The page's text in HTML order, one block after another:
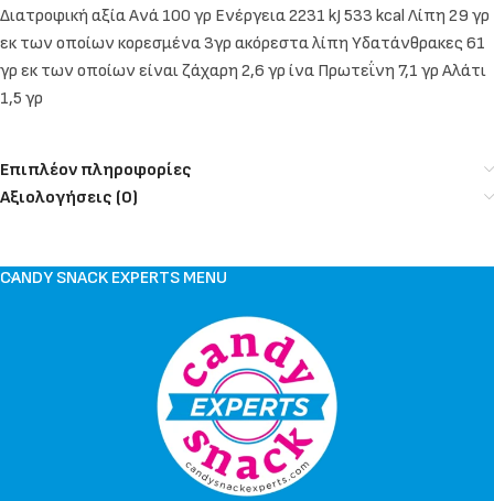
Διατροφική αξία Ανά 100 γρ Ενέργεια 2231 kJ 533 kcal Λίπη 29 γρ
εκ των οποίων κορεσμένα 3γρ ακόρεστα λίπη Υδατάνθρακες 61
γρ εκ των οποίων είναι ζάχαρη 2,6 γρ ίνα Πρωτεΐνη 7,1 γρ Αλάτι
1,5 γρ
Επιπλέον πληροφορίες
Αξιολογήσεις (0)
CANDY SNACK EXPERTS MENU